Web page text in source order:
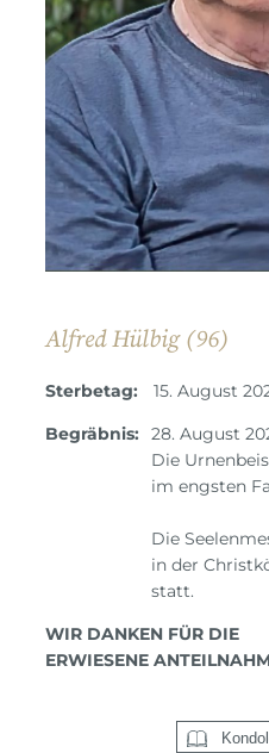
Alfred Hülbig (96)
Sterbetag:
15. August
Begräbnis:
28. August
Die
im engsten
Die
in der
statt.
WIR DANKEN FÜR DIE
ERWIESENE